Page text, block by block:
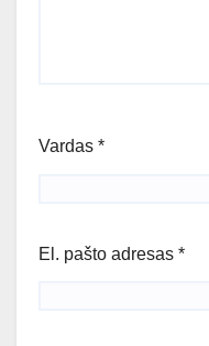
Vardas *
El. pašto adresas *